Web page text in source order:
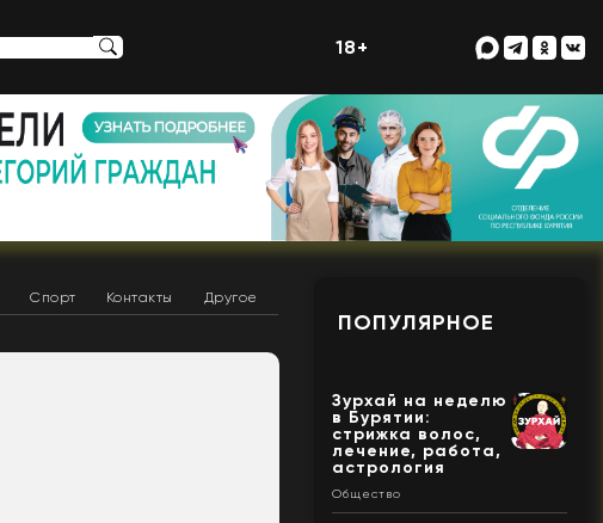
18+
Спорт Контакты Другое
ПОПУЛЯРНОЕ
Зурхай на неделю
в Бурятии:
стрижка волос,
лечение, работа,
астрология
Общество